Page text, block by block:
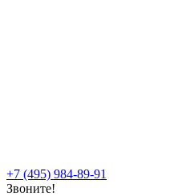
+7 (495) 984-89-91
Звоните!